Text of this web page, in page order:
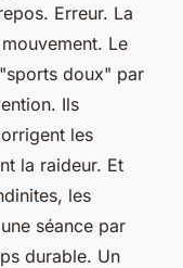
Erreur. La
Le
doux" par
Ils
les
la raideur. Et
les
séance par
durable. Un